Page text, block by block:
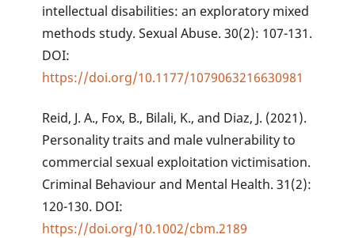
intellectual disabilities: an exploratory mixed
methods study. Sexual Abuse. 30(2): 107-131.
DOI:
https://doi.org/10.1177/1079063216630981
Reid, J. A., Fox, B., Bilali, K., and Diaz, J. (2021).
Personality traits and male vulnerability to
commercial sexual exploitation victimisation.
Criminal Behaviour and Mental Health. 31(2):
120-130. DOI:
https://doi.org/10.1002/cbm.2189